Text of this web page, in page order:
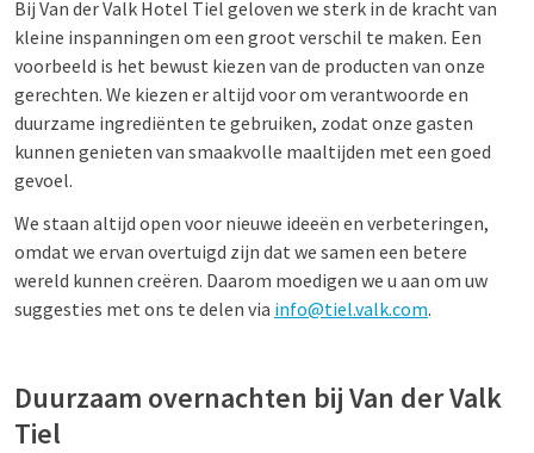
Bij Van der Valk Hotel Tiel geloven we sterk in de kracht van
kleine inspanningen om een groot verschil te maken. Een
voorbeeld is het bewust kiezen van de producten van onze
gerechten. We kiezen er altijd voor om verantwoorde en
duurzame ingrediënten te gebruiken, zodat onze gasten
kunnen genieten van smaakvolle maaltijden met een goed
gevoel.
We staan altijd open voor nieuwe ideeën en verbeteringen,
omdat we ervan overtuigd zijn dat we samen een betere
wereld kunnen creëren. Daarom moedigen we u aan om uw
suggesties met ons te delen via info@tiel.valk.com.
Duurzaam overnachten bij Van der Valk
Tiel